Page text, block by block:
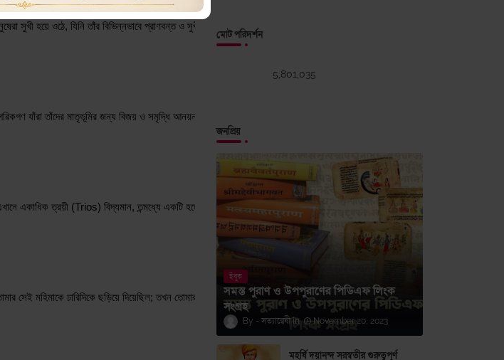
সুখী হয়ে ওঠে, যিনি তাঁর বিভিন্নভাবে প্রাণবন্ত ও সুখী সজীব সন্তানদের ধারণ করেন এবং ভরণপোষণ করেন ~ সেই মাতৃভূমি যেন আমাদের
যাঁরা তাঁদের মাতৃভূমির জন্য বিজয় ও সমৃদ্ধি আনয়ন করেন; তেমনই সর্বশক্তিমান প্রভু ও সৃষ্টিকর্তা  দ্যুলোকে এবং এই ধরণী মাতার
একাধিক ত্রয়ী (Trios) বিদ্যমান, তন্মধ্যে একটি হলো: জ্ঞান, গতি (movement) ও খাদ্য লাভ। দ্বিতীয়টি হলো: জন্মস্থান ইত্যাদি।
সেই মহিমাকে চারিদিকে ছড়িয়ে দিয়েছিল; তখন তোমার মধ্যে অনেক মাধুর্য ও মহিমা প্রবেশ করেছিল। তুমি নিজের জন্য পৃথিবীর বিন্যস্ত করেছ
মোট পরিদর্শন
5,801,035
জনপ্রিয়
ইবুক
সমস্ত পুরাণ ও উপপুরাণের পিডিএফ লিংক
সংগ্রহ
সত্যান্বেষী November 20, 2023
মহর্ষি দয়ানন্দ সরস্বতীর গুরুত্বপূর্ণ